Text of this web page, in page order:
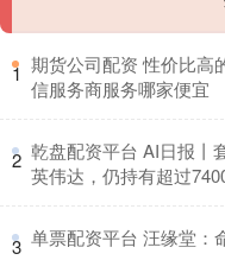
1 期货公司配资 性价比高
信服务商服务哪家便宜
2 乾盘配资平台 AI日报丨
英伟达，仍持有超过
3 单票配资平台 汪缘堂：